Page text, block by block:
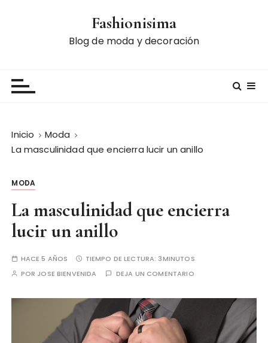
Fashionisima
Blog de moda y decoración
Inicio
Moda
La masculinidad que encierra lucir un anillo
MODA
La masculinidad que encierra
lucir un anillo
HACE 5 AÑOS TIEMPO DE LECTURA: 3MINUTOS
POR JOSE BIENVENIDA DEJA UN COMENTARIO